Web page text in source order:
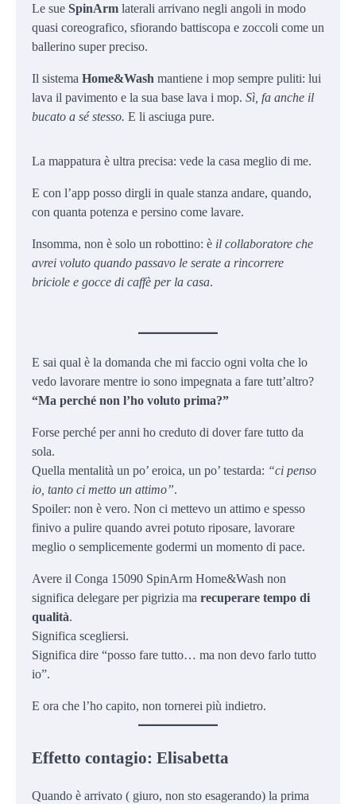
Le sue SpinArm laterali arrivano negli angoli in modo
quasi coreografico, sfiorando battiscopa e zoccoli come un
ballerino super preciso.
Il sistema Home&Wash mantiene i mop sempre puliti: lui
lava il pavimento e la sua base lava i mop. Sì, fa anche il
bucato a sé stesso. E li asciuga pure.
La mappatura è ultra precisa: vede la casa meglio di me.
E con l’app posso dirgli in quale stanza andare, quando,
con quanta potenza e persino come lavare.
Insomma, non è solo un robottino: è il collaboratore che
avrei voluto quando passavo le serate a rincorrere
briciole e gocce di caffè per la casa.
E sai qual è la domanda che mi faccio ogni volta che lo
vedo lavorare mentre io sono impegnata a fare tutt’altro?
“Ma perché non l’ho voluto prima?”
Forse perché per anni ho creduto di dover fare tutto da
sola.
Quella mentalità un po’ eroica, un po’ testarda: “ci penso
io, tanto ci metto un attimo”.
Spoiler: non è vero. Non ci mettevo un attimo e spesso
finivo a pulire quando avrei potuto riposare, lavorare
meglio o semplicemente godermi un momento di pace.
Avere il Conga 15090 SpinArm Home&Wash non
significa delegare per pigrizia ma recuperare tempo di
qualità.
Significa scegliersi.
Significa dire “posso fare tutto… ma non devo farlo tutto
io”.
E ora che l’ho capito, non tornerei più indietro.
Effetto contagio: Elisabetta
Quando è arrivato ( giuro, non sto esagerando) la prima